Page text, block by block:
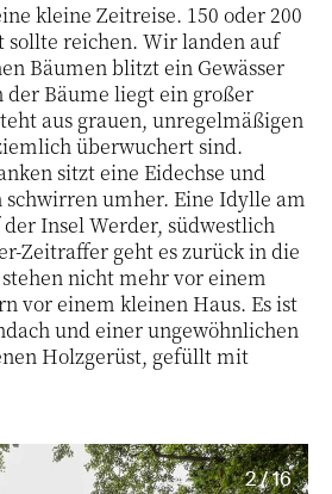
kleine Zeitreise. 150 oder 200
sollte reichen. Wir landen auf
Bäumen blitzt ein Gewässer
Bäume liegt ein großer
aus grauen, unregelmäßigen
überwuchert sind.
sitzt eine Eidechse und
schwirren umher. Eine Idylle am
Insel Werder, südwestlich
Zeitraffer geht es zurück in die
nicht mehr vor einem
vor einem kleinen Haus. Es ist
und einer ungewöhnlichen
Holzgerüst, gefüllt mit
2 / 16